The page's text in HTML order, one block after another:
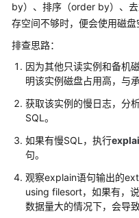
快
速
入
内
核
介
绍
户
指
南
by）、排序（order by）、
存空间不够时，便会使用磁盘
排查思路：
因为其他只读实例和备机
明该实例磁盘占用高，与
获取该实例的慢日志，分
SQL。
如果有慢SQL，执行
句。
观察explain语句输出的
using filesort，如果有，
数据量大的情况下，会导